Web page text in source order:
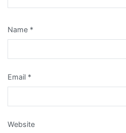
Name *
Email *
Website